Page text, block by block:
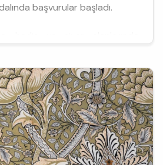
başvurular başladı.
teşvik edilmesi